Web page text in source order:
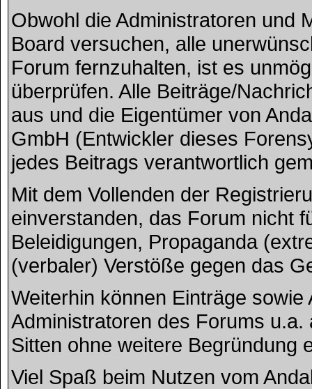
Obwohl die Administratoren und
Board versuchen, alle
Forum fernzuhalten, ist es
überprüfen. Alle Beiträge/
aus und die Eigentümer von
GmbH (Entwickler dieses
jedes Beitrags verantwortlich
Mit dem Vollenden der
einverstanden, das Forum nicht
Beleidigungen, Propaganda
(verbaler) Verstöße gegen das
Weiterhin können Einträge
Administratoren des Forums
Sitten ohne weitere Begründung
Viel Spaß beim Nutzen vom